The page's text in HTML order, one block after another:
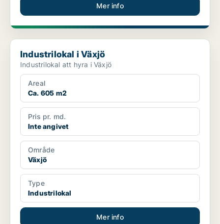
Mer info
Industrilokal i Växjö
Industrilokal i Växjö
Industrilokal att hyra i Växjö
Areal
Ca. 605 m2
Pris pr. md.
Inte angivet
Område
Växjö
Type
Industrilokal
Mer info